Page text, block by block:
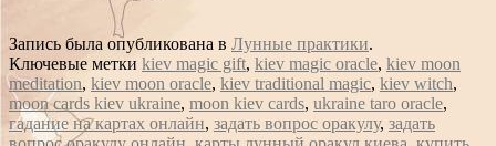
Запись была опубликована в Лунные практики.
Ключевые метки kiev magic gift, kiev magic oracle, kiev moon
meditation, kiev moon oracle, kiev traditional magic, kiev witch,
moon cards kiev ukraine, moon kiev cards, ukraine taro oracle,
гадание на картах онлайн, задать вопрос оракулу, задать